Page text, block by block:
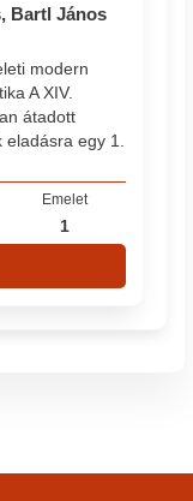
Bartl János
modern
A XIV.
átadott
egy 1.
Emelet
1